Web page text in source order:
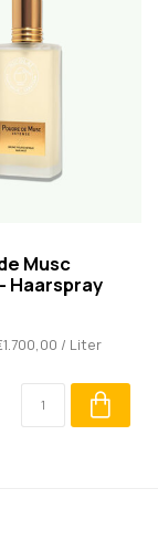
Musc
Haarspray
/ Liter